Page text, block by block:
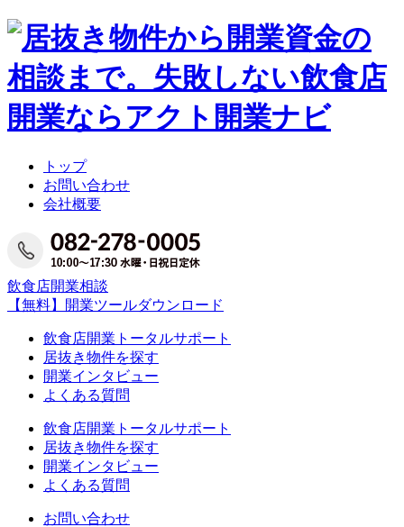
トップ
お問い合わせ
会社概要
飲食店開業相談
【無料】開業ツールダウンロード
飲食店開業トータルサポート
居抜き物件を探す
開業インタビュー
よくある質問
飲食店開業トータルサポート
居抜き物件を探す
開業インタビュー
よくある質問
お問い合わせ